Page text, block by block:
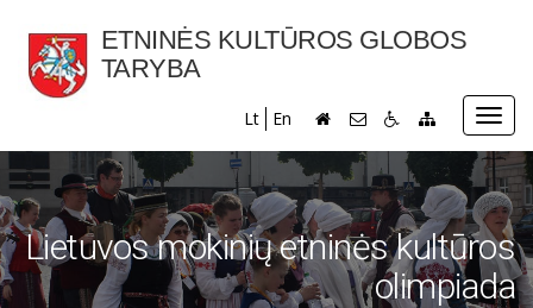
ETNINĖS KULTŪROS GLOBOS
TARYBA
Lt En
Lietuvos mokinių etninės kultūros
olimpiada